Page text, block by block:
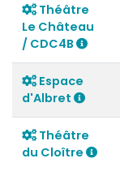
Théâtre
Le Château
/ CDC4B
Espace
d'Albret
Théâtre
du Cloître